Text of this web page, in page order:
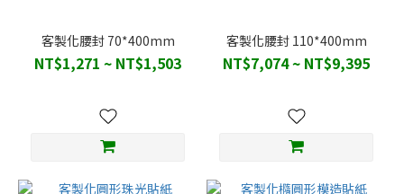
客製化腰封 70*400mm
NT$1,271 ~ NT$1,503
客製化腰封 110*400mm
NT$7,074 ~ NT$9,395